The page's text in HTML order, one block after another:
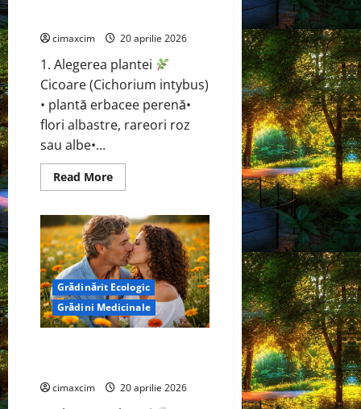
cimaxcim 20 aprilie 2026
1. Alegerea plantei
Cicoare (Cichorium intybus)
• plantă erbacee perenă•
flori albastre, rareori roz
sau albe•...
Read MoreRead
more
(Cichorium
intybus)
Grădinărit Ecologic
Grădini Medicinale
cimaxcim 20 aprilie 2026